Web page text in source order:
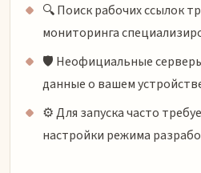
🔍 Поиск рабочих ссылок
мониторинга
🛡️ Неофициальные
данные о вашем
⚙️ Для запуска часто
настройки режима